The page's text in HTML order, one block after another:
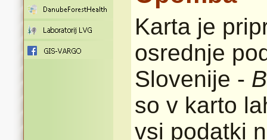
Karta je
osrednje
Slovenije -
so v karto
vsi podatki